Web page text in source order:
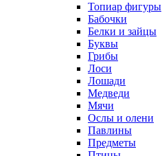
Топиар фигуры
Бабочки
Белки и зайцы
Буквы
Грибы
Лоси
Лошади
Медведи
Мячи
Ослы и олени
Павлины
Предметы